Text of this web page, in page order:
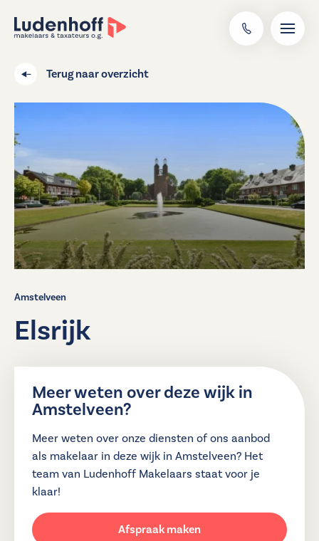
Terug naar overzicht
Amstelveen
Elsrijk
Meer weten over deze wijk in
Amstelveen?
Meer weten over onze diensten of ons aanbod
als makelaar in deze wijk in Amstelveen? Het
team van Ludenhoff Makelaars staat voor je
klaar!
Afspraak maken